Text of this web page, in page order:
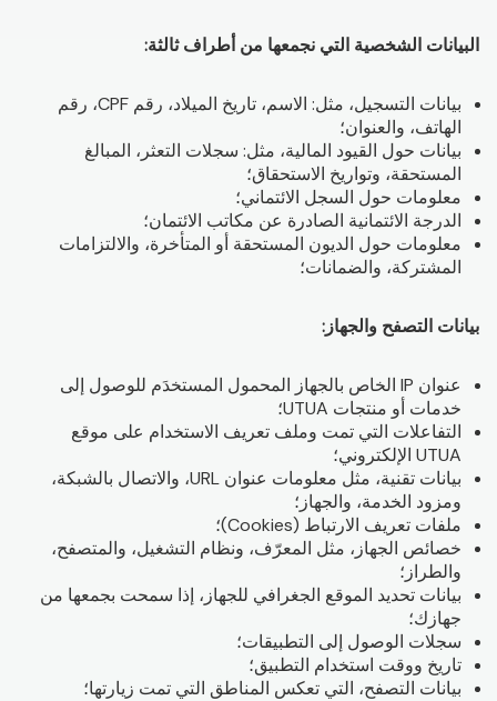
البيانات الشخصية التي نجمعها من أطراف ثالثة:
بيانات التسجيل، مثل: الاسم، تاريخ الميلاد، رقم CPF، رقم
الهاتف، والعنوان؛
بيانات حول القيود المالية، مثل: سجلات التعثر، المبالغ
المستحقة، وتواريخ الاستحقاق؛
معلومات حول السجل الائتماني؛
الدرجة الائتمانية الصادرة عن مكاتب الائتمان؛
معلومات حول الديون المستحقة أو المتأخرة، والالتزامات
المشتركة، والضمانات؛
بيانات التصفح والجهاز:
عنوان IP الخاص بالجهاز المحمول المستخدَم للوصول إلى
خدمات أو منتجات UTUA؛
التفاعلات التي تمت وملف تعريف الاستخدام على موقع
UTUA الإلكتروني؛
بيانات تقنية، مثل معلومات عنوان URL، والاتصال بالشبكة،
ومزود الخدمة، والجهاز؛
ملفات تعريف الارتباط (Cookies)؛
خصائص الجهاز، مثل المعرّف، ونظام التشغيل، والمتصفح،
والطراز؛
بيانات تحديد الموقع الجغرافي للجهاز، إذا سمحت بجمعها من
جهازك؛
سجلات الوصول إلى التطبيقات؛
تاريخ ووقت استخدام التطبيق؛
بيانات التصفح، التي تعكس المناطق التي تمت زيارتها؛